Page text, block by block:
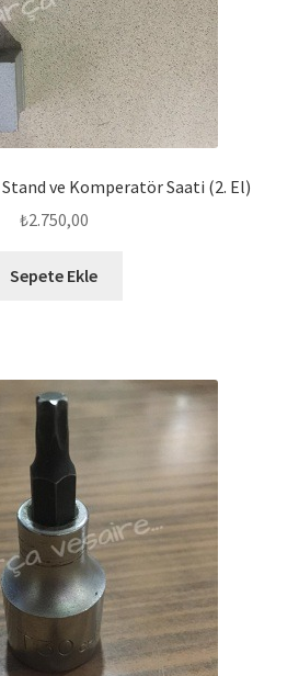
ve Komperatör Saati (2. El)
₺2.750,00
Sepete Ekle